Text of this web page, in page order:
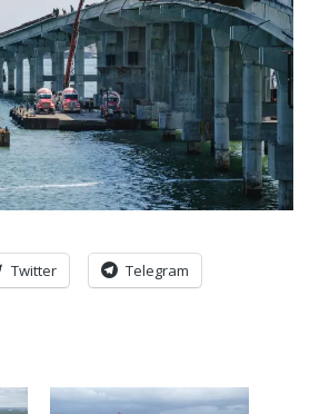
Twitter Telegram